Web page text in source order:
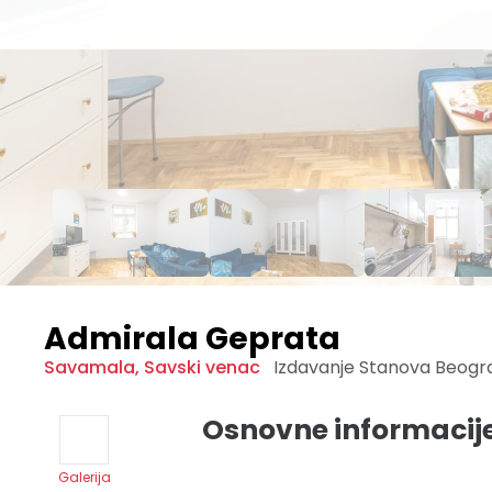
Admirala Geprata
Savamala, Savski venac Izdavanje Stanova
Galerija
Osnovne